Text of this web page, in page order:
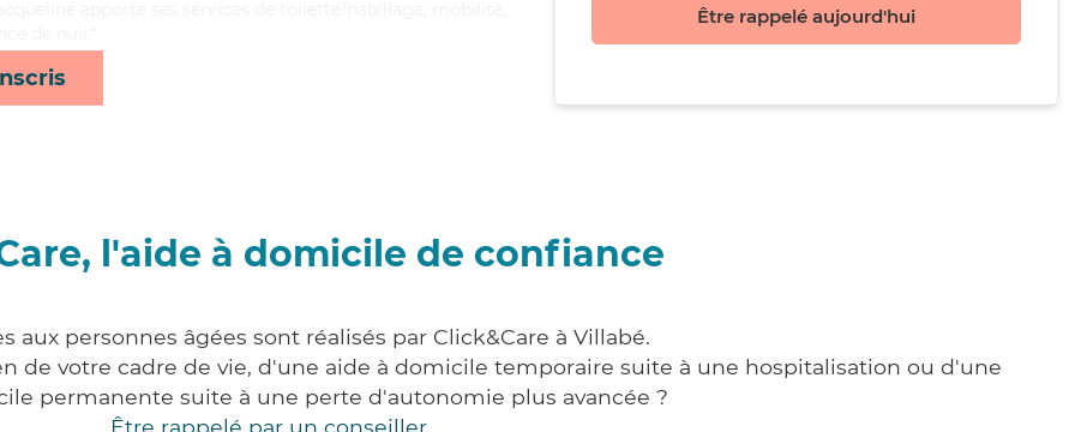
Être rappelé aujourd'hui
l'aide à domicile de confiance
aux personnes âgées sont réalisés par Click&Care à Villabé.
de votre cadre de vie, d'une aide à domicile temporaire suite à une hospitalisation ou d'une
permanente suite à une perte d'autonomie plus avancée ?
Être rappelé par un conseiller